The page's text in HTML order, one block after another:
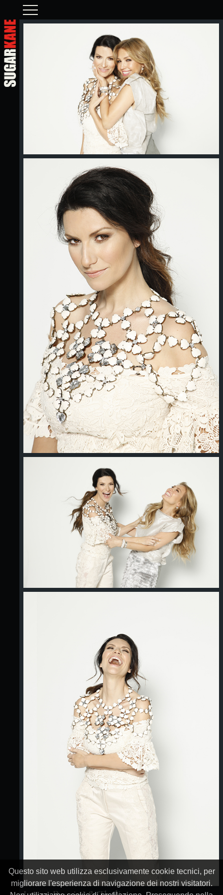
Questo sito web utilizza esclusivamente cookie tecnici, per
migliorare l'esperienza di navigazione dei nostri visitatori.